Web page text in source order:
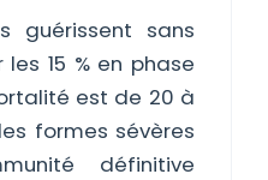
guérissent sans
15 % en phase
est de 20 à
formes sévères
définitive